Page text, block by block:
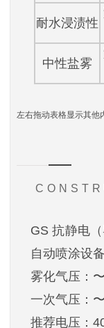
耐水浸渍性
中性盐雾
左右拖动表格显示其他
GS 抗静电
自动喷涂设
雾化气压：
一次气压：
推荐电压：